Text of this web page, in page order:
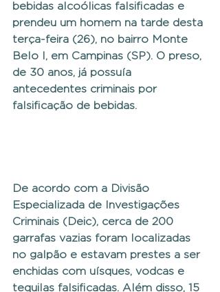
bebidas alcoólicas falsificadas e
prendeu um homem na tarde desta
terça-feira (26), no bairro Monte
Belo I, em Campinas (SP). O preso,
de 30 anos, já possuía
antecedentes criminais por
falsificação de bebidas.
De acordo com a Divisão
Especializada de Investigações
Criminais (Deic), cerca de 200
garrafas vazias foram localizadas
no galpão e estavam prestes a ser
enchidas com uísques, vodcas e
tequilas falsificadas. Além disso, 15